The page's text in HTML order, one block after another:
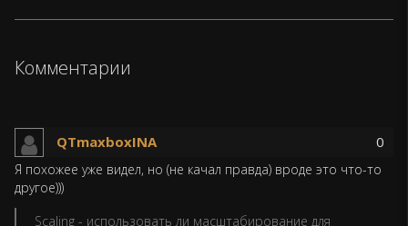
Комментарии
QTmaxboxINA 0
Я похожее уже видел, но (не качал правда) вроде это что-то
другое)))
Scaling - использовать ли масштабирование для